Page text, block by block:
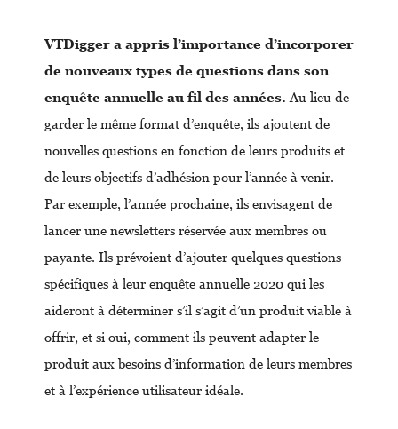
VTDigger a appris l’importance d’incorporer
de nouveaux types de questions dans son
enquête annuelle au fil des années. Au lieu de
garder le même format d’enquête, ils ajoutent de
nouvelles questions en fonction de leurs produits et
de leurs objectifs d’adhésion pour l’année à venir.
Par exemple, l’année prochaine, ils envisagent de
lancer une newsletters réservée aux membres ou
payante. Ils prévoient d’ajouter quelques questions
spécifiques à leur enquête annuelle 2020 qui les
aideront à déterminer s’il s’agit d’un produit viable à
offrir, et si oui, comment ils peuvent adapter le
produit aux besoins d’information de leurs membres
et à l’expérience utilisateur idéale.